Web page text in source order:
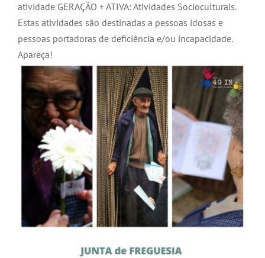
atividade GERAÇÃO + ATIVA: Atividades Socioculturais.
Estas atividades são destinadas a pessoas idosas e
pessoas portadoras de deficiência e/ou incapacidade.
Apareça!